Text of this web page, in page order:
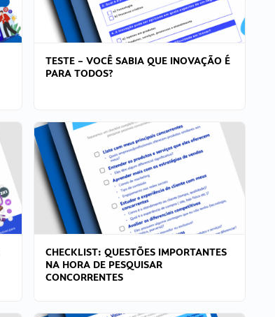
TESTE – VOCÊ SABIA QUE INOVAÇÃO É
PARA TODOS?
CHECKLIST: QUESTÕES IMPORTANTES
NA HORA DE PESQUISAR
CONCORRENTES